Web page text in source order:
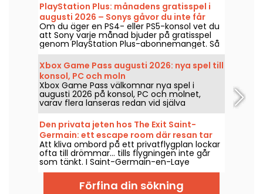
PlayStation Plus: månadens gratisspel i
augusti 2026 – Sonys gåvor du inte får
missa
Om du äger en PS4- eller PS5-konsol vet du
att Sony varje månad bjuder på gratisspel
genom PlayStation Plus-abonnemanget. Så
vilka spel är gratis i augusti 2026? Ta del av
månadens urval.
Xbox Game Pass augusti 2026: nya spel till
konsol, PC och moln
Xbox Game Pass välkomnar nya spel i
augusti 2026 på konsol, PC och molnet,
varav flera lanseras redan vid själva
releasedatumet. Här är de viktigaste
tillskotten som Microsoft tillkännagav för
prenumeranterna av tjänsten.
Den privata jeten hos The Exit Saint-
Germain: ett escape room där resan tar
en oväntad vändning
Att kliva ombord på ett privatflygplan lockar
ofta till drömmar... tills flygningen inte går
som tänkt. I Saint-Germain-en-Laye
förvandlar Le Jet Privé från The Exit denna
miljö till ett escape game som ska lösas i
Förfina din sökning